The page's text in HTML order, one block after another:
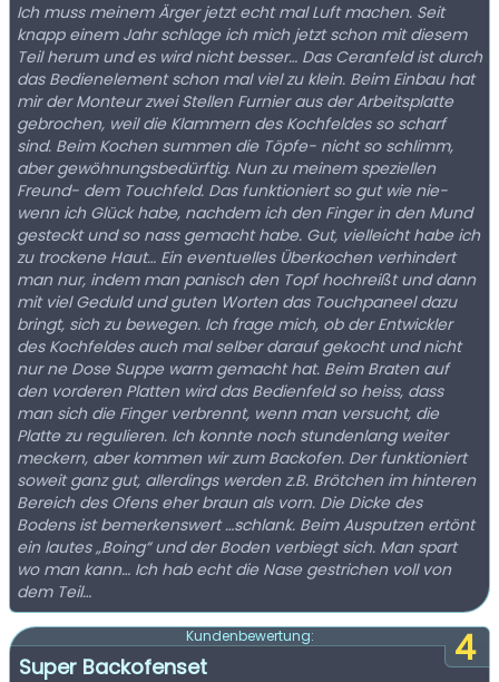
Ich muss meinem Ärger jetzt echt mal Luft machen. Seit
knapp einem Jahr schlage ich mich jetzt schon mit diesem
Teil herum und es wird nicht besser… Das Ceranfeld ist durch
das Bedienelement schon mal viel zu klein. Beim Einbau hat
mir der Monteur zwei Stellen Furnier aus der Arbeitsplatte
gebrochen, weil die Klammern des Kochfeldes so scharf
sind. Beim Kochen summen die Töpfe- nicht so schlimm,
aber gewöhnungsbedürftig. Nun zu meinem speziellen
Freund- dem Touchfeld. Das funktioniert so gut wie nie-
wenn ich Glück habe, nachdem ich den Finger in den Mund
gesteckt und so nass gemacht habe. Gut, vielleicht habe ich
zu trockene Haut… Ein eventuelles Überkochen verhindert
man nur, indem man panisch den Topf hochreißt und dann
mit viel Geduld und guten Worten das Touchpaneel dazu
bringt, sich zu bewegen. Ich frage mich, ob der Entwickler
des Kochfeldes auch mal selber darauf gekocht und nicht
nur ne Dose Suppe warm gemacht hat. Beim Braten auf
den vorderen Platten wird das Bedienfeld so heiss, dass
man sich die Finger verbrennt, wenn man versucht, die
Platte zu regulieren. Ich konnte noch stundenlang weiter
meckern, aber kommen wir zum Backofen. Der funktioniert
soweit ganz gut, allerdings werden z.B. Brötchen im hinteren
Bereich des Ofens eher braun als vorn. Die Dicke des
Bodens ist bemerkenswert …schlank. Beim Ausputzen ertönt
ein lautes „Boing“ und der Boden verbiegt sich. Man spart
wo man kann… Ich hab echt die Nase gestrichen voll von
dem Teil…
4
Kundenbewertung:
Super Backofenset